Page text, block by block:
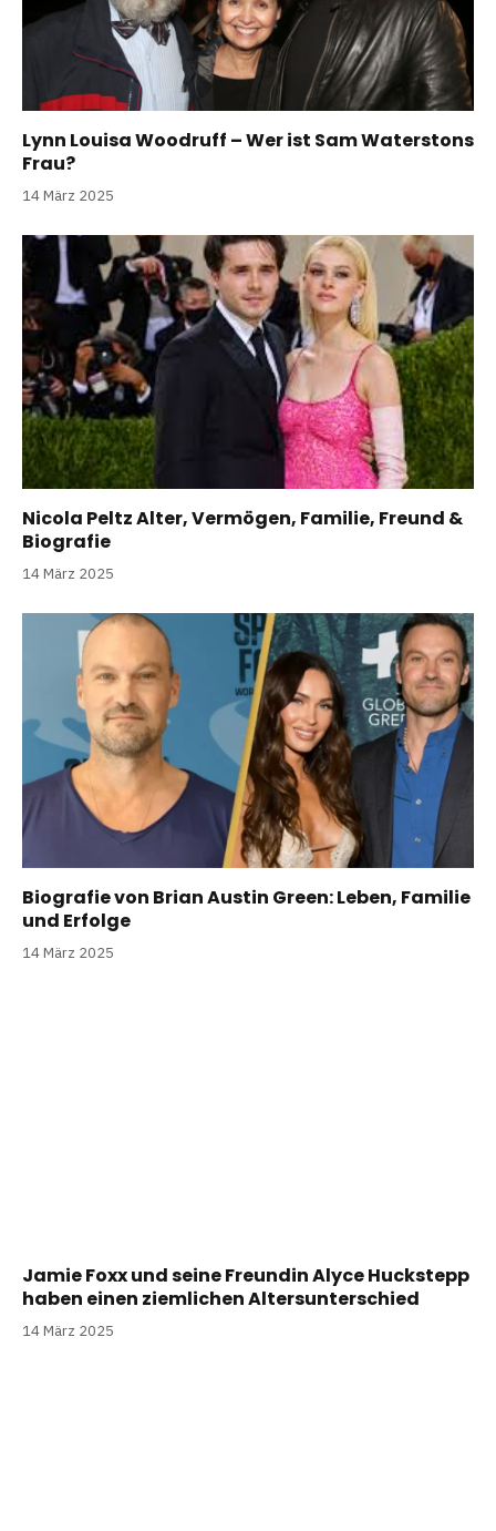
Lynn Louisa Woodruff – Wer ist Sam Waterstons
Frau?
14 März 2025
Nicola Peltz Alter, Vermögen, Familie, Freund &
Biografie
14 März 2025
Biografie von Brian Austin Green: Leben, Familie
und Erfolge
14 März 2025
Jamie Foxx und seine Freundin Alyce Huckstepp
haben einen ziemlichen Altersunterschied
14 März 2025